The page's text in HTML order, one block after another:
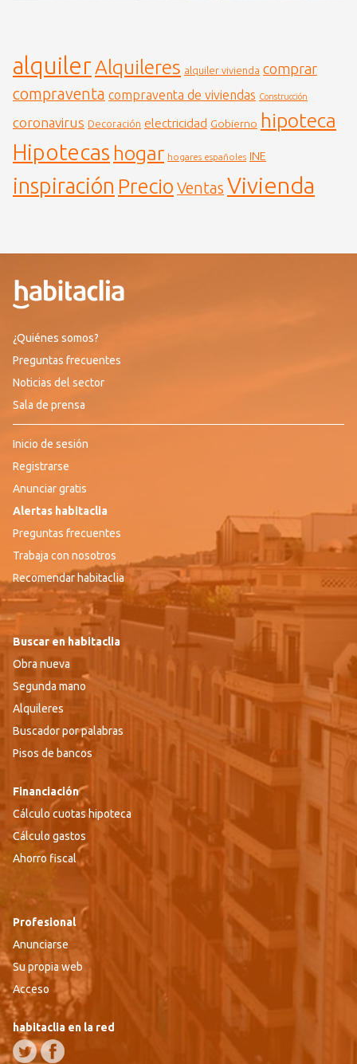
alquilerAlquileres alquiler vivienda comprar
compraventa compraventa de viviendas Construcción
coronavirus Decoración electricidad Gobierno hipoteca
Hipotecas hogar hogares españoles INE
inspiración Precio Ventas Vivienda
¿Quiénes somos?
Preguntas frecuentes
Noticias del sector
Sala de prensa
Inicio de sesión
Registrarse
Anunciar gratis
Alertas habitaclia
Preguntas frecuentes
Trabaja con nosotros
Recomendar habitaclia
Buscar en habitaclia
Obra nueva
Segunda mano
Alquileres
Buscador por palabras
Pisos de bancos
Financiación
Cálculo cuotas hipoteca
Cálculo gastos
Ahorro fiscal
Profesional
Anunciarse
Su propia web
Acceso
habitaclia en la red